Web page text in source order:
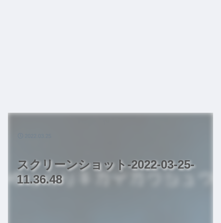
スクリーンショット-2022-03-25-
11.36.48